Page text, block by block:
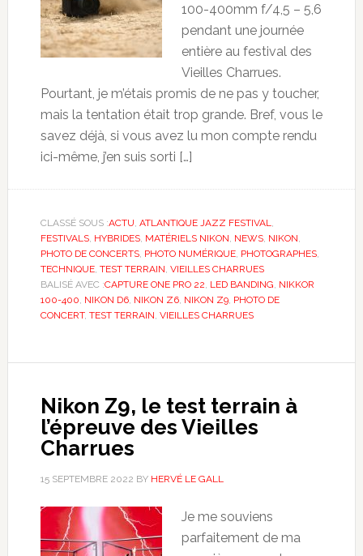
100-400mm f/4,5 – 5,6
pendant une journée
entière au festival des
Vieilles Charrues.
Pourtant, je m’étais promis de ne pas y toucher,
mais la tentation était trop grande. Bref, vous le
savez déjà, si vous avez lu mon compte rendu
ici-même, j’en suis sorti […]
CLASSÉ SOUS :ACTU ATLANTIQUE JAZZ FESTIVAL
FESTIVALS, HYBRIDES, MATÉRIELS NIKON NEWS, NIKON
PHOTO DE CONCERTS, PHOTO NUMÉRIQUE, PHOTOGRAPHES,
TECHNIQUE, TEST TERRAIN VIEILLES CHARRUES
BALISÉ AVEC :CAPTURE ONE PRO 22 LED BANDING NIKKOR
100-400 NIKON D6, NIKON Z6, NIKON Z9, PHOTO DE
CONCERT, TEST TERRAIN VIEILLES CHARRUES
Nikon Z9, le test terrain à
l’épreuve des Vieilles
Charrues
15 SEPTEMBRE 2022 BY HERVÉ LE GALL
Je me souviens
parfaitement de ma